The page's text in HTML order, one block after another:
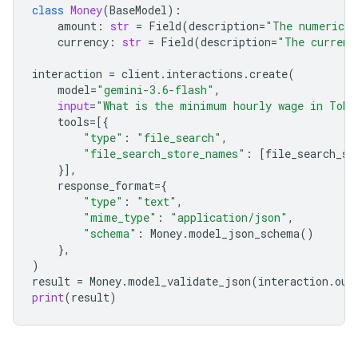
class Money(BaseModel):
amount : str = Field(description="The
currency : str = Field(description="The
interaction = client. interactions .create(
model="gemini-3.6-flash" ,
input="What is the minimum hourly wage in
tools=[{
"type" : "file_search" ,
"file_search_store_names" : [
}],
response_format={
"type" : "text" ,
"mime_type" : "application/json" ,
"schema" : Money.model_json_schema()
},
)
result = Money.model_validate_json(interaction .
print(result)